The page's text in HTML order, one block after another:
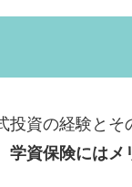
資の経験とそ
資保険にはメ